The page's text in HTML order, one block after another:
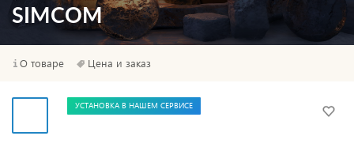
SIMCOM
О товаре Цена и заказ
УСТАНОВКА В НАШЕМ СЕРВИСЕ